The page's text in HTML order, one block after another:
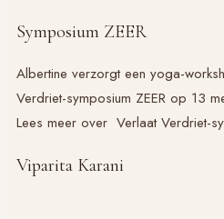
Symposium ZEER
Albertine verzorgt een yoga-
Verdriet-symposium ZEER op 13
Lees meer over Verlaat Verdriet-
Viparita Karani